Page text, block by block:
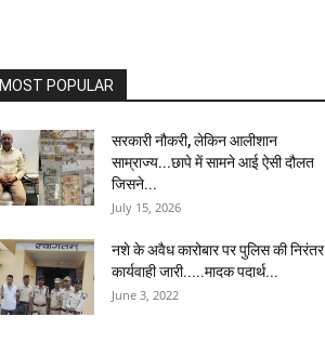
MOST POPULAR
सरकारी नौकरी, लेकिन आलीशान
साम्राज्य...छापे में सामने आई ऐसी दौलत
जिसने...
July 15, 2026
नशे के अवैध कारोबार पर पुलिस की निरंतर
कार्यवाही जारी.....मादक पदार्थ...
June 3, 2022